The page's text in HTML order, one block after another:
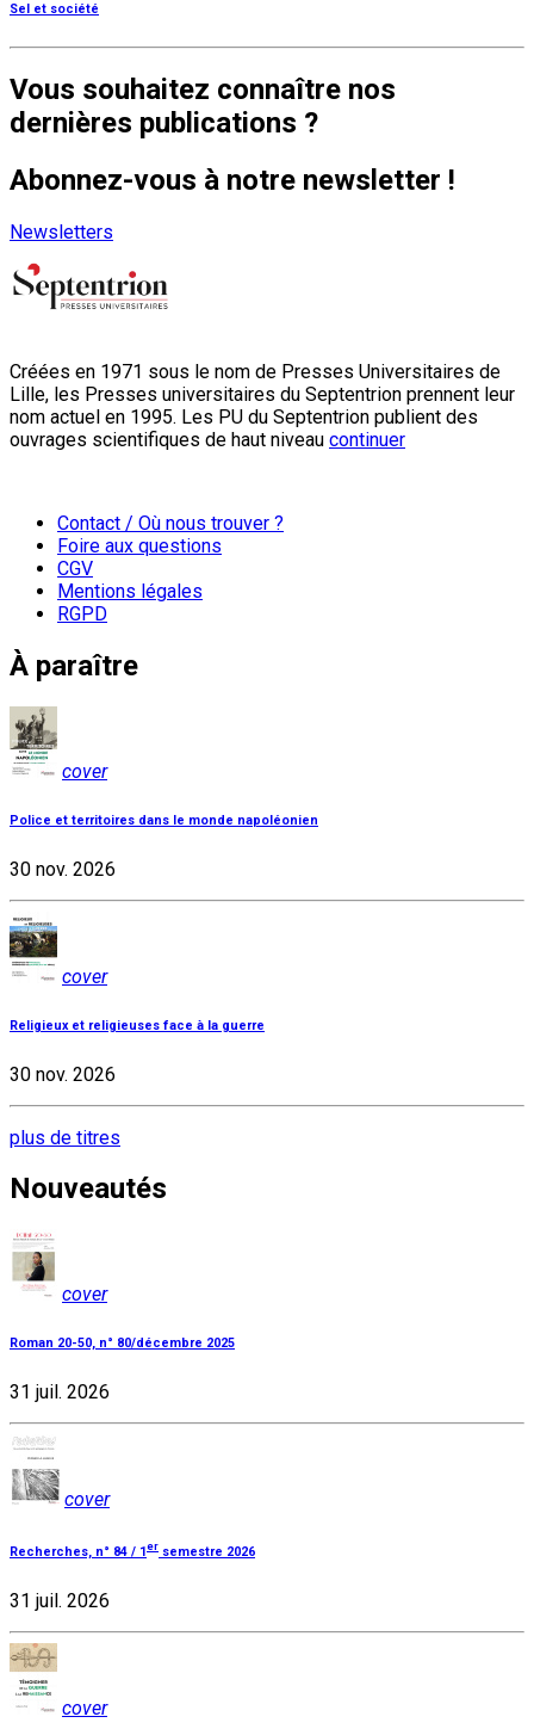
Sel et société
Vous souhaitez connaître nos
dernières publications ?
Abonnez-vous à notre newsletter !
Newsletters
Créées en 1971 sous le nom de Presses Universitaires de
Lille, les Presses universitaires du Septentrion prennent leur
nom actuel en 1995. Les PU du Septentrion publient des
ouvrages scientifiques de haut niveau continuer
Contact / Où nous trouver ?
Foire aux questions
CGV
Mentions légales
RGPD
À paraître
cover
Police et territoires dans le monde napoléonien
30 nov. 2026
cover
Religieux et religieuses face à la guerre
30 nov. 2026
plus de titres
Nouveautés
cover
Roman 20-50, n° 80/décembre 2025
31 juil. 2026
cover
Recherches, n° 84 / 1er semestre 2026
31 juil. 2026
cover